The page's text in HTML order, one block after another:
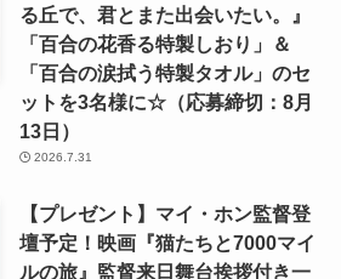
る丘で、君とまた出会いたい。』
「百合の花香る特製しおり」＆
「百合の涙拭う特製タオル」のセ
ットを3名様に☆（応募締切：8月
13日）
2026.7.31
【プレゼント】マイ・ホン監督登
壇予定！映画『猫たちと7000マイ
ルの旅』監督来日舞台挨拶付き一